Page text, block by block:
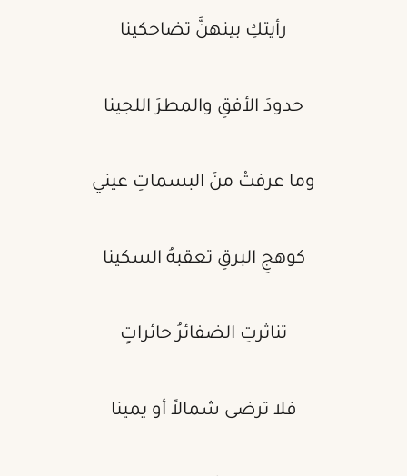
رأيتكِ بينهنَّ تضاحكينا
حدودَ الأفقِ والمطرَ اللجينا
وما عرفتْ منَ البسماتِ عيني
كوهجِ البرقِ تعقبهُ السكينا
تناثرتِ الضفائرُ حائراتٍ
فلا ترضى شمالاً أو يمينا